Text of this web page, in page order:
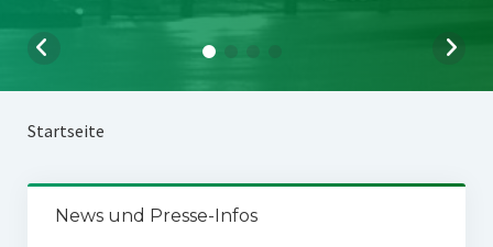
Startseite
News und Presse-Infos